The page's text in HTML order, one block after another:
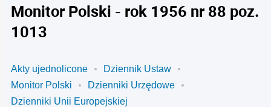
Monitor Polski - rok 1956 nr 88 poz.
1013
Akty ujednolicone
Dziennik Ustaw
Monitor Polski
Dzienniki Urzędowe
Dzienniki Unii Europejskiej